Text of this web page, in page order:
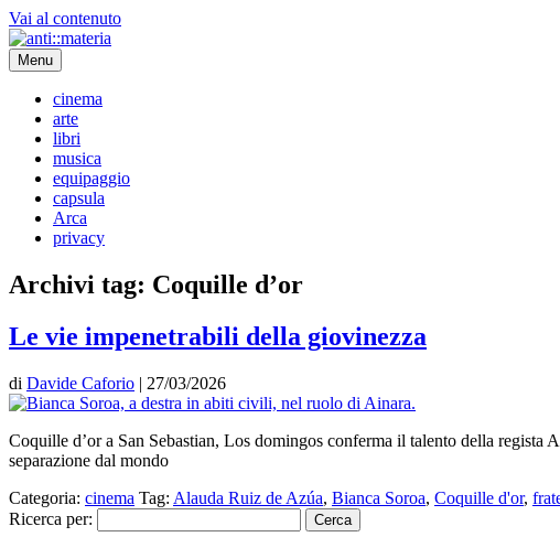
Vai al contenuto
Menu
cinema
arte
libri
musica
equipaggio
capsula
Arca
privacy
Archivi tag: Coquille d’or
Le vie impenetrabili della giovinezza
di Davide Caforio | 27/03/2026
Coquille d’or a San Sebastian, Los domingos conferma il talento della
separazione dal mondo
Categoria: cinema Tag: Alauda Ruiz de Azúa, Bianca Soroa, Coquille d'or,
Ricerca per: